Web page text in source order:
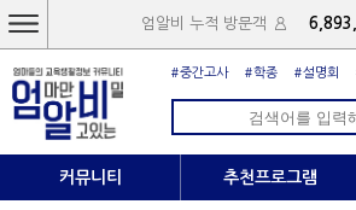
엄알비 누적 방문객
#중간고사 #학종 #설명회
커뮤니티 추천프로그램